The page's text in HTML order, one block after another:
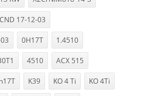
17-12-03
0H17T 1.4510
4510 ACX 515
K39 KO 4 Ti KO 4Ti